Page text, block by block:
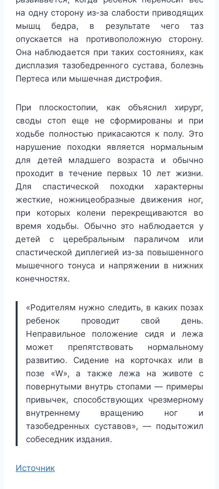
на одну сторону из-за слабости приводящих
мышц бедра, в результате чего таз
опускается на противоположную сторону.
Она наблюдается при таких состояниях, как
дисплазия тазобедренного сустава, болезнь
Пертеса или мышечная дистрофия.
При плоскостопии, как объяснил хирург,
своды стоп еще не сформированы и при
ходьбе полностью прикасаются к полу. Это
нарушение походки является нормальным
для детей младшего возраста и обычно
проходит в течение первых 10 лет жизни.
Для спастической походки характерны
жесткие, ножницеобразные движения ног,
при которых колени перекрещиваются во
время ходьбы. Обычно это наблюдается у
детей с церебральным параличом или
спастической диплегией из-за повышенного
мышечного тонуса и напряжении в нижних
конечностях.
«Родителям нужно следить, в каких позах
ребенок проводит свой день.
Неправильное положение сидя и лежа
может препятствовать нормальному
развитию. Сидение на корточках или в
позе «W», а также лежа на животе с
повернутыми внутрь стопами — примеры
привычек, способствующих чрезмерному
внутреннему вращению ног и
тазобедренных суставов», — подытожил
собеседник издания.
Источник